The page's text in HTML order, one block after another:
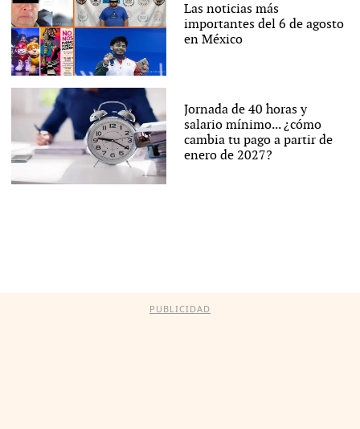
Las noticias más
importantes del 6 de agosto
en México
Jornada de 40 horas y
salario mínimo... ¿cómo
cambia tu pago a partir de
enero de 2027?
PUBLICIDAD